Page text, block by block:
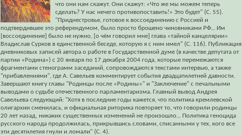
что они нам скажут. Они скажут: «Что же мы можем теперь
сделать? У нас нечего противопоставить!» Это будет" (С. 55).
"Приднестровье, готовое к воссоединению с Россией и
подтвердившее это референдумом, было просто брошено чиновниками РФ... Им
[воссоединение] было не нужно, [о чём говорил мне] глава «тайной канцелярии»
Владислав Сурков в единственной беседе, которую я с ним имел" (С. 116). Публикация
дневниковых записей автора о работе в Государственной думе (в качестве депутата от
партии «Родина») с 20 января по 17 декабря 2004 года, которые перемежаются
фрагментами стенограмм заседаний, сопровождаются текстами интервью, а также
"прибавлениями", где А. Савельев комментирует события двадцатилетней давности.
Завершают книгу главы "Родинцы после «Родины»" и "Заключение" с печальными
выводами о судьбе отечественного парламентаризма. Главный вывод Андрея
Савельева следующий: "Хотя в последние годы кажется, что политика кремлевской
олигархии сменилась, и официальная риторика повторяет то, что говорили родинцы
20 лет назад, никаких существенных изменений не произошло... Политика геноцида
русского народа продолжилась, прикрывшись словами, списанными у тех, кого все
эти десятилетия гнули и ломали" (С. 4).